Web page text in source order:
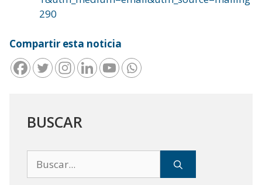
290
Compartir esta noticia
BUSCAR